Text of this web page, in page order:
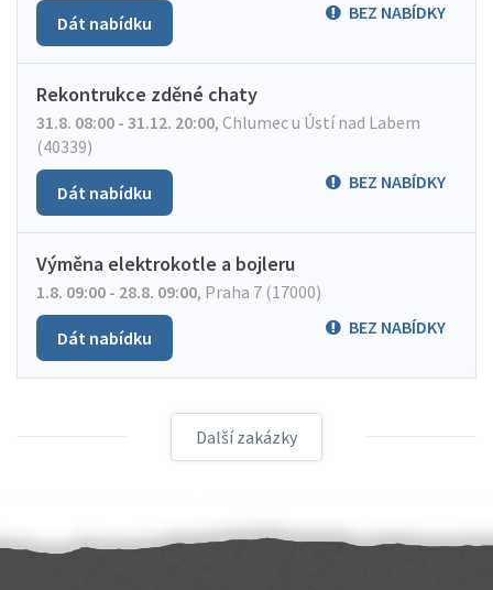
BEZ NABÍDKY
Dát nabídku
Rekontrukce zděné chaty
31.8. 08:00 - 31.12. 20:00, Chlumec u Ústí nad Labem
(40339)
BEZ NABÍDKY
Dát nabídku
Výměna elektrokotle a bojleru
1.8. 09:00 - 28.8. 09:00, Praha 7 (17000)
BEZ NABÍDKY
Dát nabídku
Další zakázky